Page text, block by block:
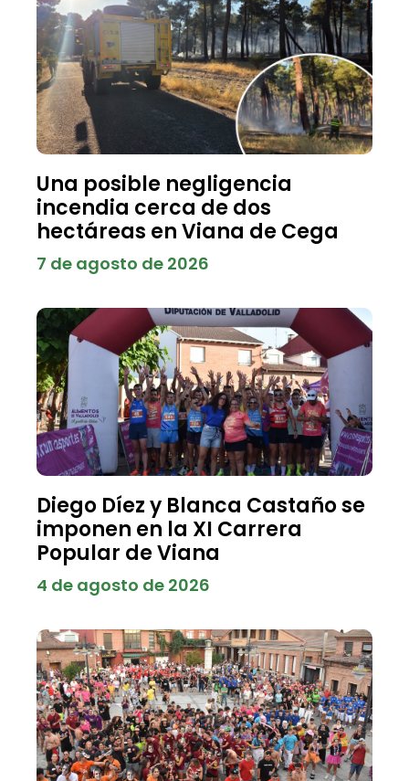
Una posible negligencia
incendia cerca de dos
hectáreas en Viana de Cega
7 de agosto de 2026
Diego Díez y Blanca Castaño se
imponen en la XI Carrera
Popular de Viana
4 de agosto de 2026